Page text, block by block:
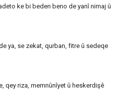
ke bi beden beno de yanî nimaj û
ya, se zekat, qurban, fitre û sedeqe
qey riza, memnûnîyet û heskerdişê